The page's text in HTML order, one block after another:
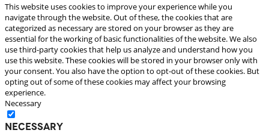
This website uses cookies to improve your experience while you
navigate through the website. Out of these, the cookies that are
categorized as necessary are stored on your browser as they are
essential for the working of basic functionalities of the website. We also
use third-party cookies that help us analyze and understand how you
use this website. These cookies will be stored in your browser only with
your consent. You also have the option to opt-out of these cookies. But
opting out of some of these cookies may affect your browsing
experience.
Necessary
Necessary